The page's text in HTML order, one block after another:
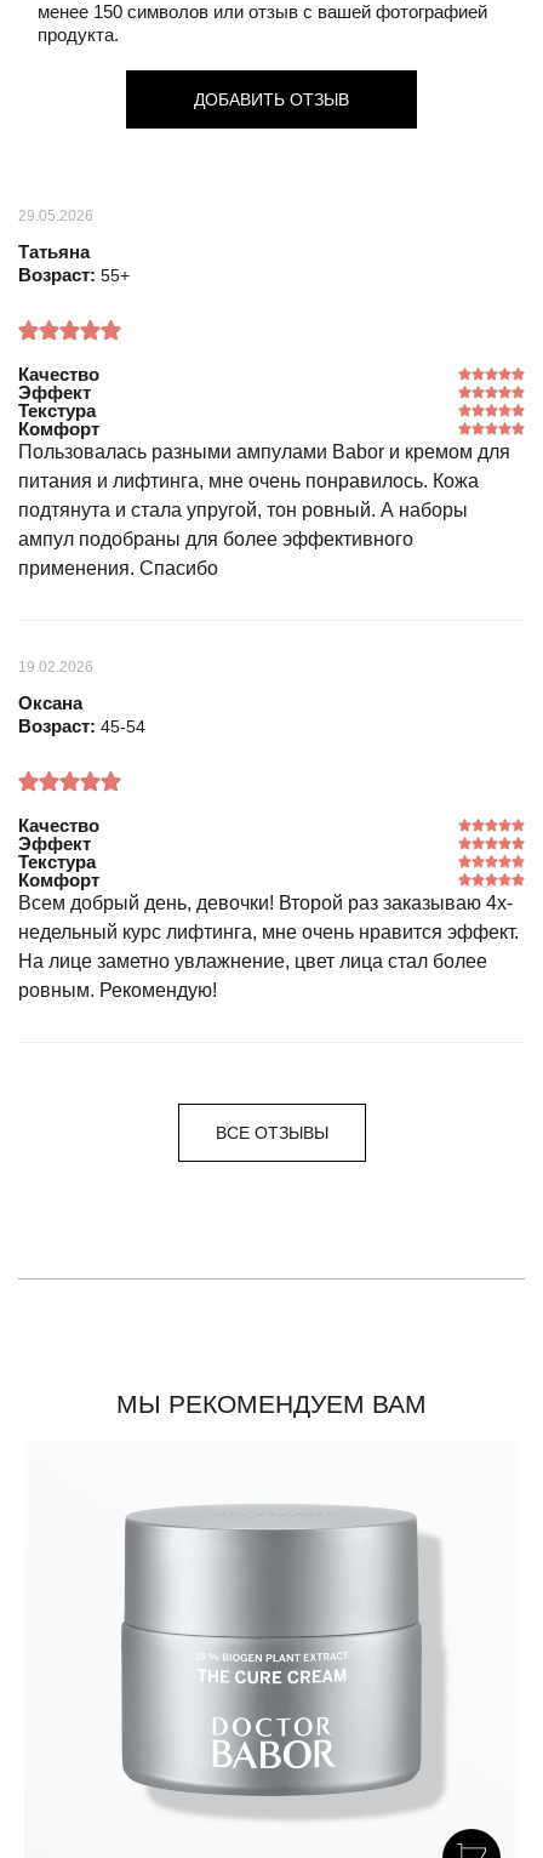
менее 150 символов или отзыв с вашей фотографией
продукта.
ДОБАВИТЬ ОТЗЫВ
29.05.2026
Татьяна
Возраст: 55+
Качество
Эффект
Текстура
Комфорт
Пользовалась разными ампулами Babor и кремом для
питания и лифтинга, мне очень понравилось. Кожа
подтянута и стала упругой, тон ровный. А наборы
ампул подобраны для более эффективного
применения. Спасибо
19.02.2026
Оксана
Возраст: 45-54
Качество
Эффект
Текстура
Комфорт
Всем добрый день, девочки! Второй раз заказываю 4х-
недельный курс лифтинга, мне очень нравится эффект.
На лице заметно увлажнение, цвет лица стал более
ровным. Рекомендую!
ВСЕ ОТЗЫВЫ
МЫ РЕКОМЕНДУЕМ ВАМ